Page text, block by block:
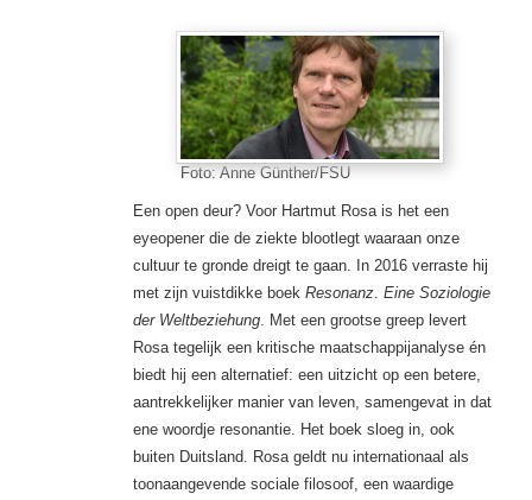
Foto: Anne Günther/FSU
Een open deur? Voor Hartmut Rosa is het een
eyeopener die de ziekte blootlegt waaraan onze
cultuur te gronde dreigt te gaan. In 2016 verraste hij
met zijn vuistdikke boek Resonanz. Eine Soziologie
der Weltbeziehung. Met een grootse greep levert
Rosa tegelijk een kritische maatschappijanalyse én
biedt hij een alternatief: een uitzicht op een betere,
aantrekkelijker manier van leven, samengevat in dat
ene woordje resonantie. Het boek sloeg in, ook
buiten Duitsland. Rosa geldt nu internationaal als
toonaangevende sociale filosoof, een waardige